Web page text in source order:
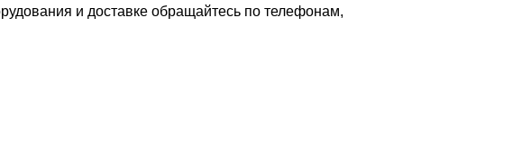
и доставке обращайтесь по телефонам,